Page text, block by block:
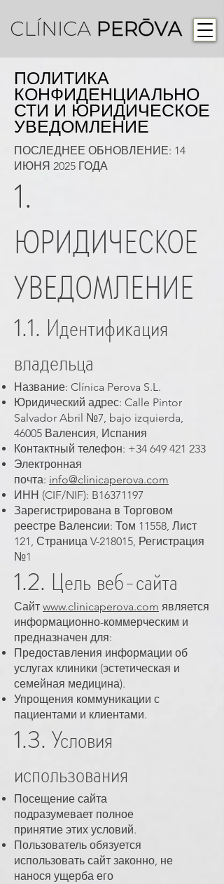
ПОЛИТИКА
КОНФИДЕНЦИАЛЬНО
СТИ И ЮРИДИЧЕСКОЕ
УВЕДОМЛЕНИЕ
ПОСЛЕДНЕЕ ОБНОВЛЕНИЕ: 14
ИЮНЯ 2025 ГОДА
1.
ЮРИДИЧЕСКОЕ
УВЕДОМЛЕНИЕ
1.1. Идентификация
владельца
Название: Clínica Perova S.L.
Юридический адрес: Calle Pintor
Salvador Abril №7, bajo izquierda,
46005 Валенсия, Испания
Контактный телефон: +34 649 421 233
Электронная
почта: info@clinicaperova.com
ИНН (CIF/NIF): B16371197
Зарегистрирована в Торговом
реестре Валенсии: Том 11558, Лист
121, Страница V-218015, Регистрация
№1
1.2. Цель веб-сайта
Сайт www.clinicaperova.com является
информационно-коммерческим и
предназначен для:
Предоставления информации об
услугах клиники (эстетическая и
семейная медицина).
Упрощения коммуникации с
пациентами и клиентами.
1.3. Условия
использования
Посещение сайта
подразумевает полное
принятие этих условий.
Пользователь обязуется
использовать сайт законно, не
нанося ущерба его